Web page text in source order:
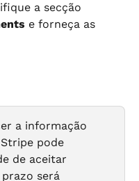
a secção
e forneça as
a informação
pode
de aceitar
será